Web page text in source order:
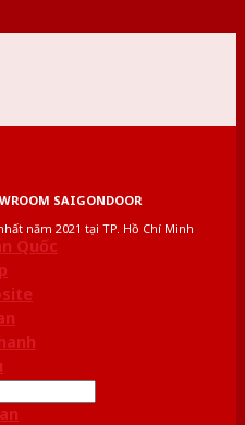
SAIGONDOOR
năm 2021 tại TP. Hồ Chí Minh
Quốc